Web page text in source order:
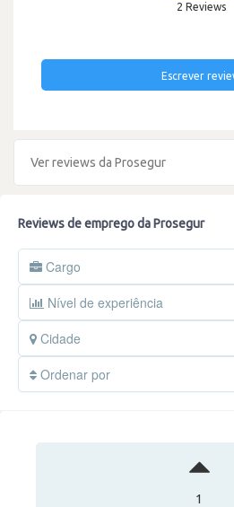
2 Reviews
Escrever
Ver reviews da Prosegur
Reviews de emprego da Prosegur
Cargo
Nível de experiência
Cidade
Ordenar por
1